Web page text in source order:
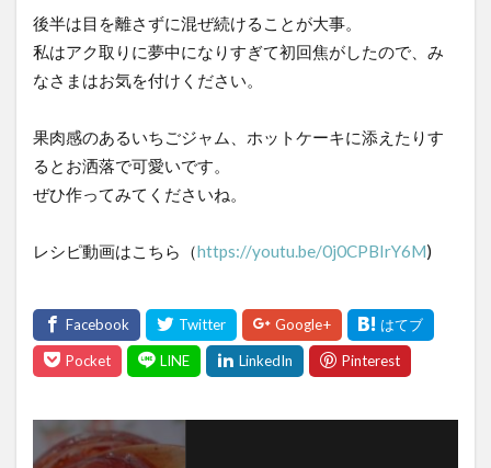
後半は目を離さずに混ぜ続けることが大事。
私はアク取りに夢中になりすぎて初回焦がしたので、み
なさまはお気を付けください。
果肉感のあるいちごジャム、ホットケーキに添えたりす
るとお洒落で可愛いです。
ぜひ作ってみてくださいね。
レシピ動画はこちら（https://youtu.be/0j0CPBIrY6M)